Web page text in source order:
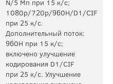
N/5 Мп при 15 к/с;
1080p/720p/960H/D1/CIF
при 25 к/с.
Дополнительный поток:
960H при 15 к/с;
включено улучшение
кодирования D1/CIF
при 25 к/с. Улучшение